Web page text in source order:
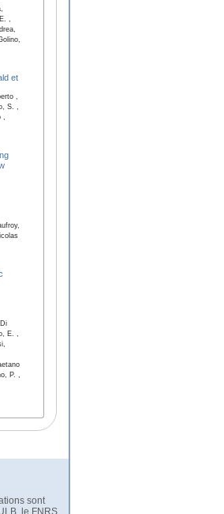
,
et
,
S. ,
,
E. ,
P. ,
sont